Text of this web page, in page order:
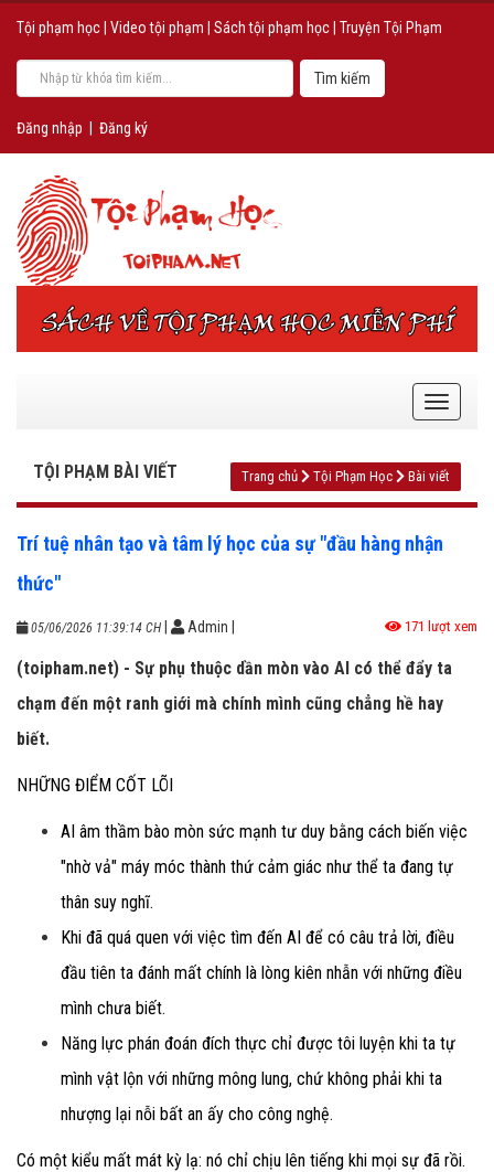
Tội phạm học Video tội phạm Sách tội phạm học Truyện Tội Phạm
Đăng nhập Đăng ký
TỘI PHẠM BÀI VIẾT Trang chủ Tội Phạm Học Bài viết
Trí tuệ nhân tạo và tâm lý học của sự "đầu hàng nhận
thức"
05/06/2026 11:39:14 CH Admin 171 lượt xem
(toipham.net) - Sự phụ thuộc dần mòn vào AI có thể đẩy ta
chạm đến một ranh giới mà chính mình cũng chẳng hề hay
biết.
NHỮNG ĐIỂM CỐT LÕI
AI âm thầm bào mòn sức mạnh tư duy bằng cách biến việc
"nhờ vả" máy móc thành thứ cảm giác như thể ta đang tự
thân suy nghĩ.
Khi đã quá quen với việc tìm đến AI để có câu trả lời, điều
đầu tiên ta đánh mất chính là lòng kiên nhẫn với những điều
mình chưa biết.
Năng lực phán đoán đích thực chỉ được tôi luyện khi ta tự
mình vật lộn với những mông lung, chứ không phải khi ta
nhượng lại nỗi bất an ấy cho công nghệ.
Có một kiểu mất mát kỳ lạ: nó chỉ chịu lên tiếng khi mọi sự đã rồi.